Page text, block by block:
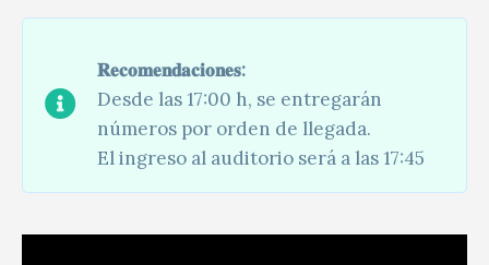
𝐑𝐞𝐜𝐨𝐦𝐞𝐧𝐝𝐚𝐜𝐢𝐨𝐧𝐞𝐬:
Desde las 17:00 h, se entregarán
números por orden de llegada.
El ingreso al auditorio será a las 17:45